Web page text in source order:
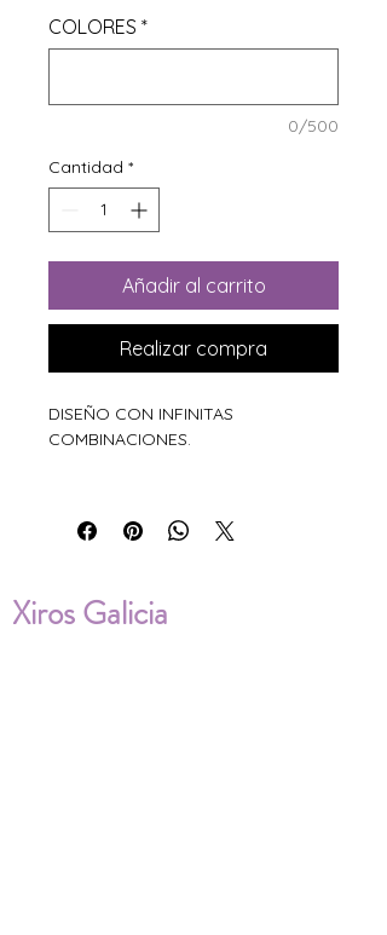
COLORES *
0/500
Cantidad *
Añadir al carrito
Realizar compra
DISEÑO CON INFINITAS
COMBINACIONES.
Xiros Galicia